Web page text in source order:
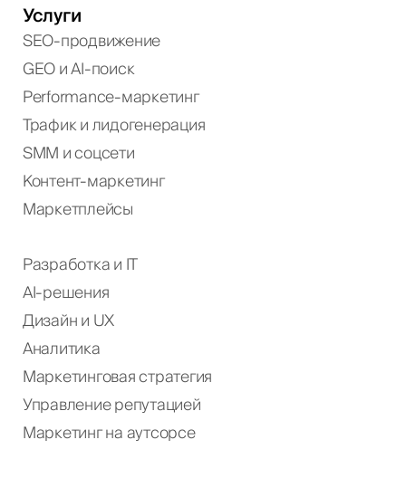
Услуги
SEO-продвижение
GEO и AI-поиск
Performance-маркетинг
Трафик и лидогенерация
SMM и соцсети
Контент-маркетинг
Маркетплейсы
Разработка и IT
AI-решения
Дизайн и UX
Аналитика
Маркетинговая стратегия
Управление репутацией
Маркетинг на аутсорсе